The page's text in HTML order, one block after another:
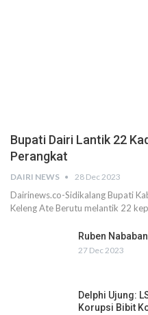
Bupati Dairi Lantik 22
Perangkat
DAIRI NEWS 28 Dec 2023
Dairinews.co-Sidikalang Bupati
Keleng Ate Berutu melantik 22
Ruben
27 Dec 2023
Delphi Ujung:
Korupsi Bibit